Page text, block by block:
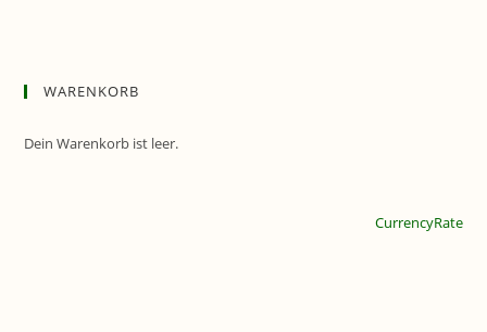
WARENKORB
Dein Warenkorb ist leer.
CurrencyRate